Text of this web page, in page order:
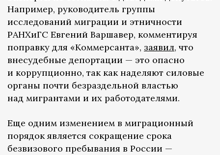
Например, руководитель группы
исследований миграции и этничности
РАНХиГС Евгений Варшавер, комментируя
поправку для «Коммерсанта», заявил, что
внесудебные депортации — это опасно
и коррупционно, так как наделяют силовые
органы почти безраздельной властью
над мигрантами и их работодателями.
Еще одним изменением в миграционный
порядок является сокращение срока
безвизового пребывания в России —